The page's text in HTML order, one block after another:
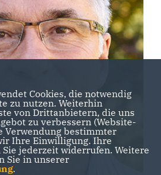
Cookies, die notwendig
zu nutzen. Weiterhin
von Drittanbietern, die uns
zu verbessern (Website-
Verwendung bestimmter
Ihre Einwilligung. Ihre
jederzeit widerrufen. Weitere
Sie in unserer
.